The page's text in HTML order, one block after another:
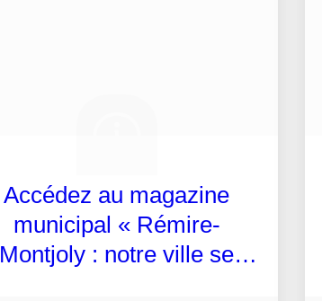
Accédez au magazine
municipal « Rémire-
Montjoly : notre ville se